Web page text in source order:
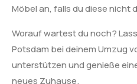
Möbel an, falls du diese nicht
Worauf wartest du noch?
Potsdam bei deinem Umzug
unterstützen und genieße
neues Zuhause.